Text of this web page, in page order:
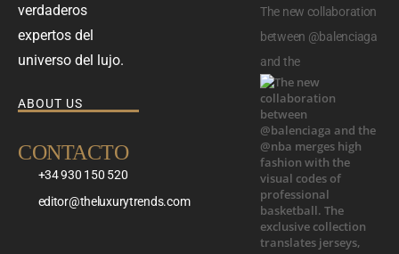
verdaderos
expertos del
universo del lujo.
ABOUT US
CONTACTO
+34 930 150 520
editor@theluxurytrends.com
The new collaboration
between @balenciaga
and the